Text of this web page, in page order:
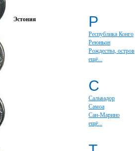
Эстония Р
Республика Конго
Реюньон
Рождества, остров
ещё...
С
Сальвадор
Самоа
Сан-Марино
ещё...